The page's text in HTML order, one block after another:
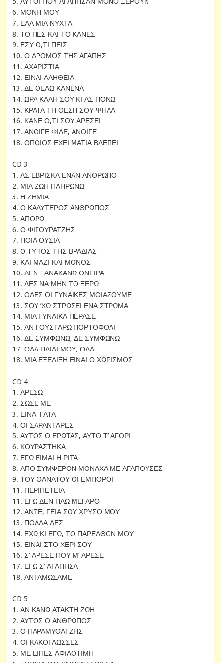
6. ΜΟΝΗ ΜΟΥ
7. ΕΛΑ ΜΙΑ ΝΥΧΤΑ
8. ΤΟ ΠΕΣ ΚΑΙ ΤΟ ΚΑΝΕΣ
9. ΕΣΥ Ο,ΤΙ ΠΕΙΣ
10. Ο ΔΡΟΜΟΣ ΤΗΣ ΑΓΑΠΗΣ
11. ΑΧΑΡΙΣΤΙΑ
12. ΕΙΝΑΙ ΑΛΗΘΕΙΑ
13. ΔΕ ΘΕΛΩ ΚΑΝΕΝΑ
14. ΩΡΑ ΚΑΛΗ ΣΟΥ ΚΙ ΑΣ ΠΟΝΩ
15. ΚΡΑΤΑ ΤΗ ΘΕΣΗ ΣΟΥ ΨΗΛΑ
16. ΚΑΝΕ Ο,ΤΙ ΣΟΥ ΑΡΕΣΕΙ
17. ΑΝΟΙΓΕ ΦΙΛΕ, ΑΝΟΙΓΕ
18. ΟΠΟΙΟΣ ΕΧΕΙ ΜΑΤΙΑ ΒΛΕΠΕΙ
CD 3
1. ΑΣ ΕΒΡΙΣΚΑ ΕΝΑΝ ΑΝΘΡΩΠΟ
2. ΜΙΑ ΖΩΗ ΠΛΗΡΩΝΩ
3. Η ΖΗΜΙΑ
4. Ο ΚΑΛΥΤΕΡΟΣ ΑΝΘΡΩΠΟΣ
5. ΑΠΟΡΩ
6. Ο ΦΙΓΟΥΡΑΤΖΗΣ
7. ΠΟΙΑ ΘΥΣΙΑ
8. O ΤΥΠΟΣ ΤΗΣ ΒΡΑΔΙΑΣ
9. ΚΑΙ ΜΑΖΙ ΚΑΙ ΜΟΝΟΣ
10. ΔΕΝ ΞΑΝΑΚΑΝΩ ΟΝΕΙΡΑ
11. ΛΕΣ ΝΑ ΜΗΝ ΤΟ ΞΕΡΩ
12. ΟΛΕΣ ΟΙ ΓΥΝΑΙΚΕΣ ΜΟΙΑΖΟΥΜΕ
13. ΣΟΥ ’ΧΩ ΣΤΡΩΣΕΙ ΕΝΑ ΣΤΡΩΜΑ
14. ΜΙΑ ΓΥΝΑΙΚΑ ΠΕΡΑΣΕ
15. ΑΝ ΓΟΥΣΤΑΡΩ ΠΟΡΤΟΦΟΛΙ
16. ΔΕ ΣΥΜΦΩΝΩ, ΔΕ ΣΥΜΦΩΝΩ
17. ΟΛΑ ΠΑΙΔΙ ΜΟΥ, ΟΛΑ
18. ΜΙΑ ΕΞΕΛΙΞΗ ΕΙΝΑΙ Ο ΧΩΡΙΣΜΟΣ
CD 4
1. ΑΡΕΣΩ
2. ΣΩΣΕ ΜΕ
3. ΕΙΝΑΙ ΓΑΤΑ
4. ΟΙ ΣΑΡΑΝΤΑΡΕΣ
5. ΑΥΤΟΣ Ο ΕΡΩΤΑΣ, ΑΥΤΟ Τ’ ΑΓΟΡΙ
6. ΚΟΥΡΑΣΤΗΚΑ
7. ΕΓΩ ΕΙΜΑΙ Η ΡΙΤΑ
8. ΑΠΟ ΣΥΜΦΕΡΟΝ ΜΟΝΑΧΑ ΜΕ ΑΓΑΠΟΥΣΕΣ
9. ΤΟΥ ΘΑΝΑΤΟΥ ΟΙ ΕΜΠΟΡΟΙ
11. ΠΕΡΙΠΕΤΕΙΑ
11. ΕΓΩ ΔΕΝ ΠΑΩ ΜΕΓΑΡΟ
12. ΑΝΤΕ, ΓΕΙΑ ΣOΥ ΧΡΥΣΟ ΜΟΥ
13. ΠΟΛΛΑ ΛΕΣ
14. ΕΧΩ ΚΙ ΕΓΩ, ΤΟ ΠΑΡΕΛΘΟΝ ΜΟΥ
15. ΕΙΝΑΙ ΣΤΟ ΧΕΡΙ ΣΟΥ
16. Σ’ ΑΡΕΣΕ ΠΟΥ Μ’ ΑΡΕΣΕ
17. ΕΓΩ Σ’ ΑΓΑΠΗΣΑ
18. ΑΝΤΑΜΩΣΑΜΕ
CD 5
1. ΑΝ ΚΑΝΩ ΑΤΑΚΤΗ ΖΩΗ
2. ΑΥΤΟΣ Ο ΑΝΘΡΩΠΟΣ
3. Ο ΠΑΡΑΜΥΘΑΤΖΗΣ
4. ΟΙ ΚΑΚΟΓΛΩΣΣΕΣ
5. ΜΕ ΕΙΠΕΣ ΑΦΙΛΟΤΙΜΗ